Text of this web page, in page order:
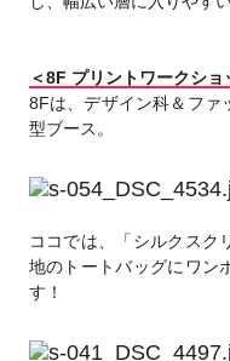
＜8F プリントワークショ
8Fは、デザイン科＆ファ
型ブース。
ココでは、「シルクスク
地のトートバッグにワン
す！